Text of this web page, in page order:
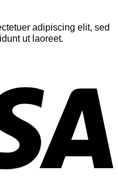
adipiscing elit, sed
ut laoreet.